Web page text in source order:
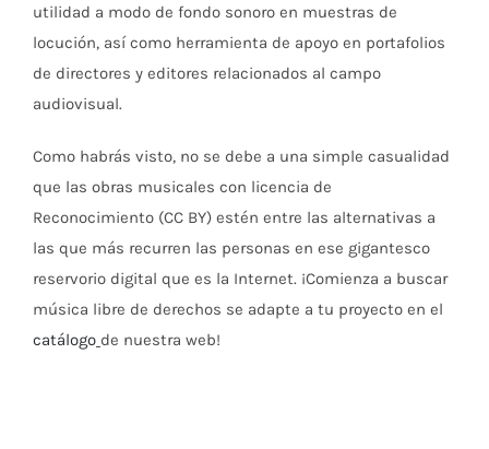
utilidad a modo de fondo sonoro en muestras de
locución, así como herramienta de apoyo en portafolios
de directores y editores relacionados al campo
audiovisual.
Como habrás visto, no se debe a una simple casualidad
que las obras musicales con licencia de
Reconocimiento (CC BY) estén entre las alternativas a
las que más recurren las personas en ese gigantesco
reservorio digital que es la Internet. ¡Comienza a buscar
música libre de derechos se adapte a tu proyecto en el
catálogo de nuestra web!